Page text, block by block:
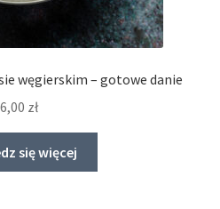
węgierskim – gotowe danie
6,00 zł
się więcej